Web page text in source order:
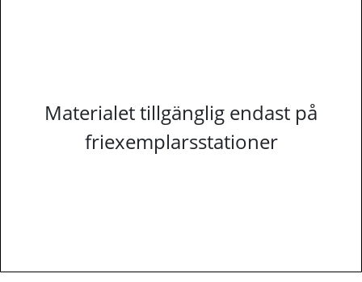
Materialet tillgänglig endast på
friexemplarsstationer